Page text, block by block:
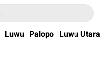
Luwu Palopo Luwu Utara